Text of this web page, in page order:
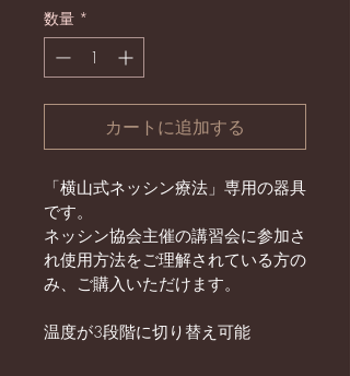
数量 *
カートに追加する
「横山式ネッシン療法」専用の器具
です。
ネッシン協会主催の講習会に参加さ
れ使用方法をご理解されている方の
み、ご購入いただけます。
温度が3段階に切り替え可能